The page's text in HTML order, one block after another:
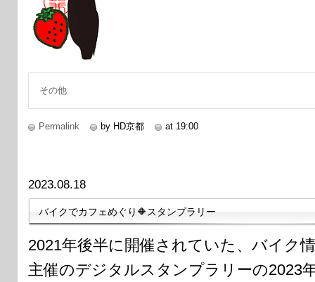
その他
Permalink by HD京都 at 19:00
2023.08.18
バイクでカフェめぐり🔶スタンプラリー
2021年後半に開催されていた、バイ
主催のデジタルスタンプラリーの2023